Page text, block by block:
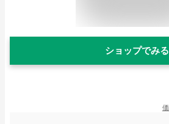
ショップでみる